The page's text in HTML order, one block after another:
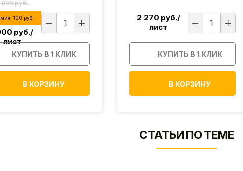
руб./
лист
КУПИТЬ В 1 КЛИК
В КОРЗИНУ
2 380 руб./
лист
КУПИТЬ В 1 КЛИК
В КОРЗИНУ
СТАТЬИ ПО ТЕМЕ